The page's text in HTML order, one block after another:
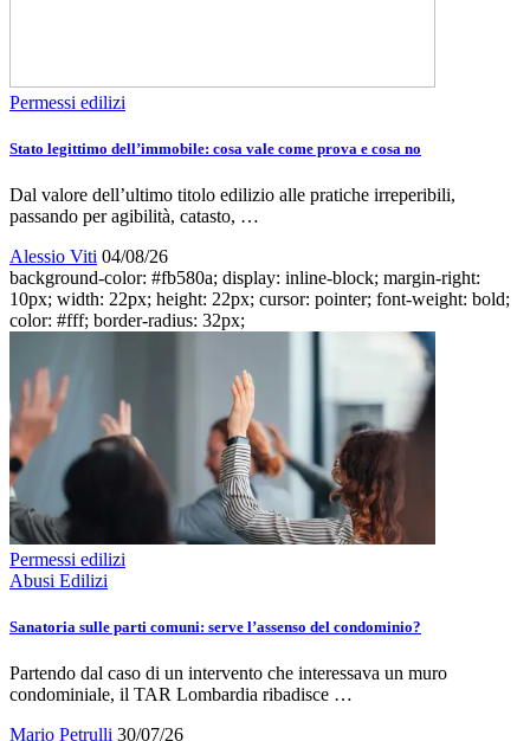
Permessi edilizi
Stato legittimo dell’immobile: cosa vale come prova e cosa no
Dal valore dell’ultimo titolo edilizio alle pratiche irreperibili,
passando per agibilità, catasto, …
Alessio Viti 04/08/26
background-color: #fb580a; display: inline-block; margin-right:
10px; width: 22px; height: 22px; cursor: pointer; font-weight: bold;
color: #fff; border-radius: 32px;
Permessi edilizi
Abusi Edilizi
Sanatoria sulle parti comuni: serve l’assenso del condominio?
Partendo dal caso di un intervento che interessava un muro
condominiale, il TAR Lombardia ribadisce …
Mario Petrulli 30/07/26